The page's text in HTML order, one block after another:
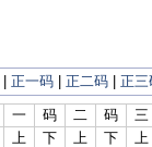
正一码 正二码 正三
一 码 二 码
三
上 下 上 下
上